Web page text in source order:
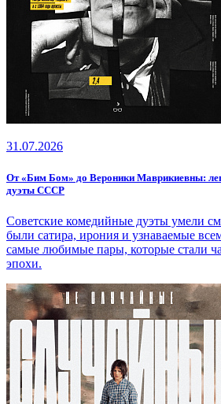
31.07.2026
От «Бим Бом» до Вероники Маврикиевны:
дуэты СССР
Советские комедийные дуэты умели
были сатира, ирония и узнаваемые
самые любимые пары, которые стали
эпохи.